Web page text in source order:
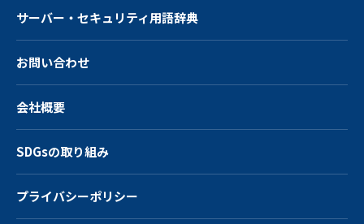
サーバー・ セキュリティ用語辞典
お問い合わせ
会社概要
SDGsの取り組み
プライバシーポリシー